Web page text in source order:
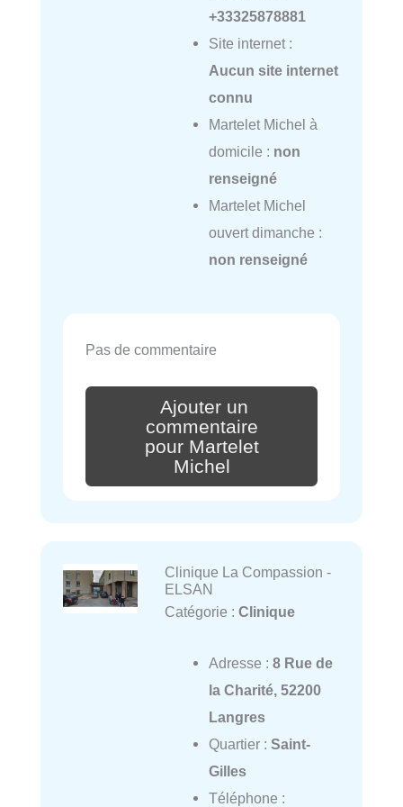
+33325878881
Site internet :
Aucun site internet
connu
Martelet Michel à
domicile : non
renseigné
Martelet Michel
ouvert dimanche :
non renseigné
Pas de commentaire
Ajouter un
commentaire
pour Martelet
Michel
Clinique La Compassion -
ELSAN
Catégorie : Clinique
Adresse : 8 Rue de
la Charité, 52200
Langres
Quartier : Saint-
Gilles
Téléphone :